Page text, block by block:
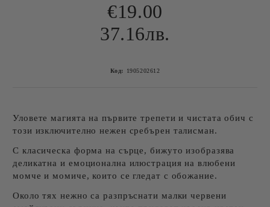
€19.00
37.16лв.
Код: 1905202612
Уловете магията на първите трепети и чистата обич с
този изключително нежен сребърен талисман.
С класическа форма на сърце, бижуто изобразява
деликатна и емоционална илюстрация на влюбени
момче и момиче, които се гледат с обожание.
Около тях нежно са разпръснати малки червени